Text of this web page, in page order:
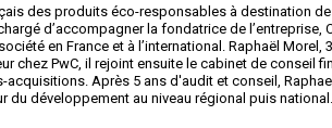
des produits éco-responsables à destination
d’accompagner la fondatrice de l’entreprise,
en France et à l’international. Raphaël Morel,
chez PwC, il rejoint ensuite le cabinet de conseil
Après 5 ans d'audit et conseil,
du développement au niveau régional puis national.